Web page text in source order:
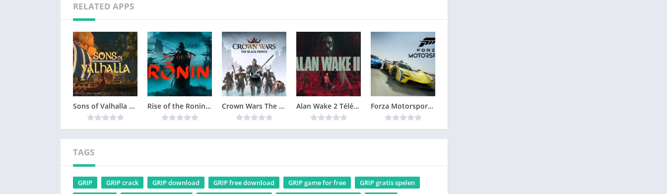
RELATED APPS
Sons of Valhalla Version Complète jeu pour PC Rise of the Ronin Version Complète jeu pour PC Crown Wars The Black Prince Version Complète jeu pour PC Alan Wake 2 Télécharger Gratuit Jeu PC Forza Motorsport 8 Télécharger PC Gratuit
TAGS
GRIP GRIP crack GRIP download GRIP free download GRIP game for free GRIP gratis spelen